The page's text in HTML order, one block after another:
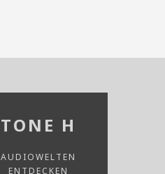
TONE H
AUDIOWELTEN
ENTDECKEN